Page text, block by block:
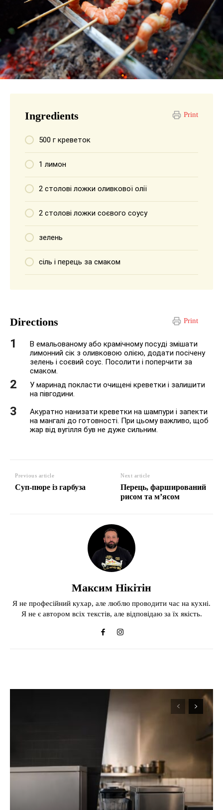
Print
Ingredients
500 г креветок
1 лимон
2 столові ложки оливкової олії
2 столові ложки соєвого соусу
зелень
сіль і перець за смаком
Print
Directions
В емальованому або крамічному посуді змішати
лимонний сік з оливковою олією, додати посічену
зелень і соєвий соус. Посолити і поперчити за
смаком.
У маринад покласти очищені креветки і залишити
на півгодини.
Акуратно нанизати креветки на шампури і запекти
на мангалі до готовності. При цьому важливо, щоб
жар від вугілля був не дуже сильним.
Previous article
Суп-пюре із гарбуза
Next article
Перець, фарширований
рисом та м’ясом
Максим Нікітін
Я не професійний кухар, але люблю проводити час на кухні.
Я не є автором всіх текстів, але відповідаю за їх якість.